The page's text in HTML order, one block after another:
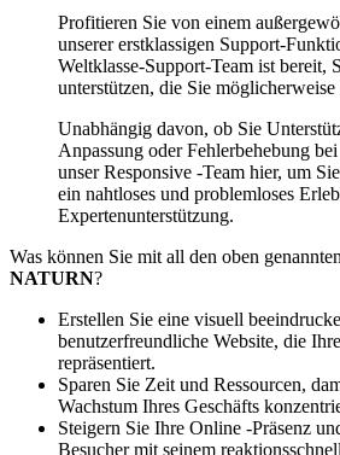
Profitieren Sie von einem
unserer erstklassigen Support-
Weltklasse-Support-Team ist bereit,
unterstützen, die Sie möglicherweise
Unabhängig davon, ob Sie
Anpassung oder Fehlerbehebung
unser Responsive -Team hier, um
ein nahtloses und problemloses
Expertenunterstützung.
Was können Sie mit all den oben
NATURN?
Erstellen Sie eine visuell
benutzerfreundliche Website, die
repräsentiert.
Sparen Sie Zeit und Ressourcen,
Wachstum Ihres Geschäfts
Steigern Sie Ihre Online -Präsenz
Besucher mit seinem